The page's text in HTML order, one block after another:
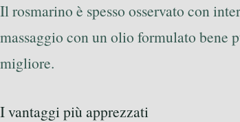
Il rosmarino è spesso osservato con
massaggio con un olio formulato bene
migliore.
I vantaggi più apprezzati